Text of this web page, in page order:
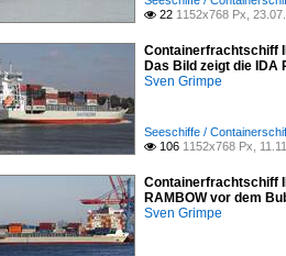
 22 1152x768 Px,
Containerfrachtschiff
Das Bild zeigt die IDA
Sven Grimpe
Seeschiffe /
 106 1152x768 Px,
Containerfrachtschiff
RAMBOW vor dem
Sven Grimpe